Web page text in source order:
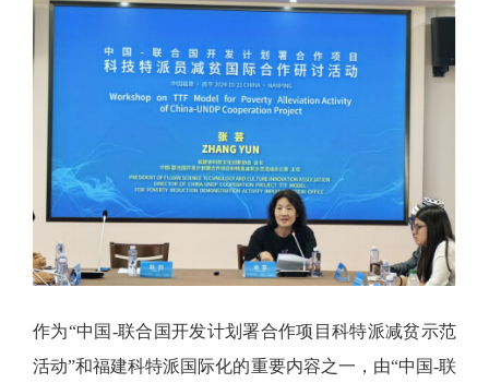
作为“中国-联合国开发计划署合作项目科特派减贫示范
活动”和福建科特派国际化的重要内容之一，由“中国-联